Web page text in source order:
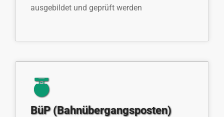
ausgebildet und geprüft werden
BüP (Bahnübergangsposten)